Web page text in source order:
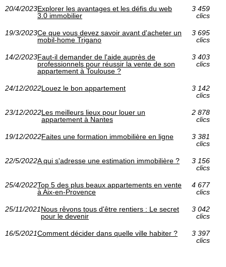
20/4/2023Explorer les avantages et les défis du web
3.0 immobilier
3 459
clics
19/3/2023Ce que vous devez savoir avant d'acheter un
mobil-home Trigano
3 695
clics
14/2/2023Faut-il demander de l'aide auprès de
professionnels pour réussir la vente de son
appartement à Toulouse ?
3 403
clics
24/12/2022Louez le bon appartement
3 142
clics
23/12/2022Les meilleurs lieux pour louer un
appartement à Nantes
2 878
clics
19/12/2022Faites une formation immobilière en ligne
3 381
clics
22/5/2022A qui s'adresse une estimation immobilière ?
3 156
clics
25/4/2022Top 5 des plus beaux appartements en vente
à Aix-en-Provence
4 677
clics
25/11/2021Nous rêvons tous d'être rentiers : Le secret
pour le devenir
3 042
clics
16/5/2021Comment décider dans quelle ville habiter ?
3 397
clics